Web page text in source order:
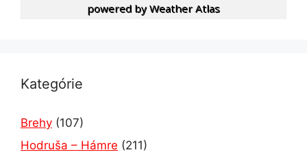
powered byWeather Atlas
Kategórie
Brehy (107)
Hodruša – Hámre (211)